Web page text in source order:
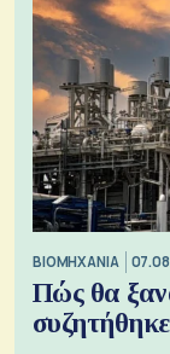
ΒΙΟΜΗΧΑΝΙΑ
Πώς θα